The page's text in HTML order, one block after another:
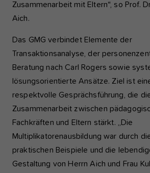
Zusammenarbeit mit Eltern“, so Prof.
Aich.
Das GMG verbindet Elemente der
Transaktionsanalyse, der
Beratung nach Carl Rogers sowie
lösungsorientierte Ansätze. Ziel ist
respektvolle Gesprächsführung, die
Zusammenarbeit zwischen
Fachkräften und Eltern stärkt. „Die
Multiplikatorenausbildung war durch
praktischen Beispiele und die
Gestaltung von Herrn Aich und Frau